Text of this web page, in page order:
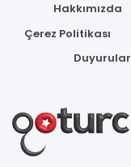
Hakkımızda
Çerez Politikası
Duyurular